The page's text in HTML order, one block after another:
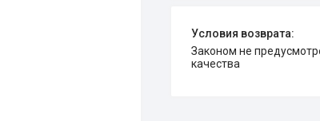
Законом не предусмотрен возврат и обмен данного товара надлежащего
качества